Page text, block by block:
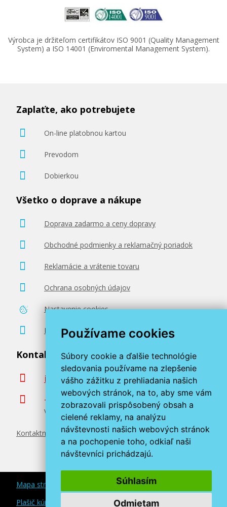
Používame cookies
Súbory cookie a ďalšie technológie
sledovania používame na zlepšenie
vášho zážitku z prehliadania našich
webových stránok, na to, aby sme vám
zobrazovali prispôsobený obsah a
cielené reklamy, na analýzu
návštevnosti našich webových stránok
a na pochopenie toho, odkiaľ naši
návštevníci prichádzajú.
Súhlasím
Odmietam
Výrobca je držiteľom certifikátov ISO 9001 (Quality Management
System) a ISO 14001 (Enviromental Management System).
Zaplaťte, ako potrebujete
On-line platobnou kartou
Prevodom
Dobierkou
Všetko o doprave a nákupe
Doprava zadarmo a ceny dopravy
Obchodné podmienky a reklamačný poriadok
Reklamácie a vrátenie tovaru
Ochrana osobných údajov
Nastavenie cookies
Poradenstvo zadarmo
Kontaktujte nás
info@miroluk.sk
+420 377 222 313
Volajte v pracovné dni od 8. do 17. hod.
Kontaktné údaje
Mapa stránok
Plašič kún a myší